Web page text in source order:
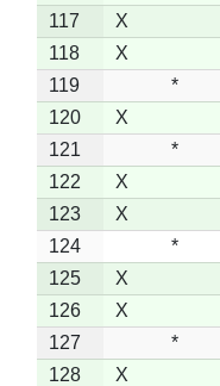
117
X
118
X
119
*
120
X
121
*
122
X
123
X
124
*
125
X
126
X
127
*
128
X